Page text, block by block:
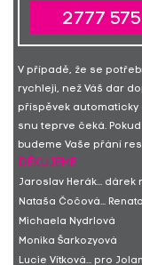
2777
V případě, že se
rychleji, než Váš dar
příspěvek
snu teprve čeká.
budeme Vaše přání
DĚKUJEME
Jaroslav Herák... dárek
Nataša Čočová...
Michaela Nydrlová
Monika Šarkozyová
Lucie Vítková... pro